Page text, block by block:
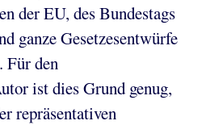
der EU, des Bundestags
ganze Gesetzesentwürfe
Für den
ist dies Grund genug,
repräsentativen